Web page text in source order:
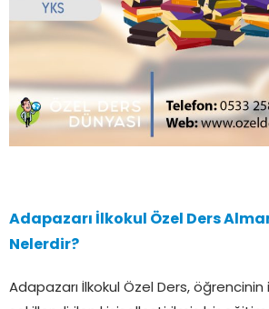
Adapazarı İlkokul Özel Ders
Nelerdir?
Adapazarı İlkokul Özel Ders,